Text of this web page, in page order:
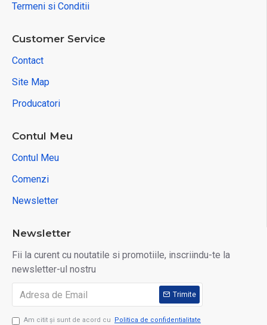
Termeni si Conditii
Customer Service
Contact
Site Map
Producatori
Contul Meu
Contul Meu
Comenzi
Newsletter
Newsletter
Fii la curent cu noutatile si promotiile, inscriindu-te la
newsletter-ul nostru
Trimite
Am citit şi sunt de acord cu Politica de confidentialitate